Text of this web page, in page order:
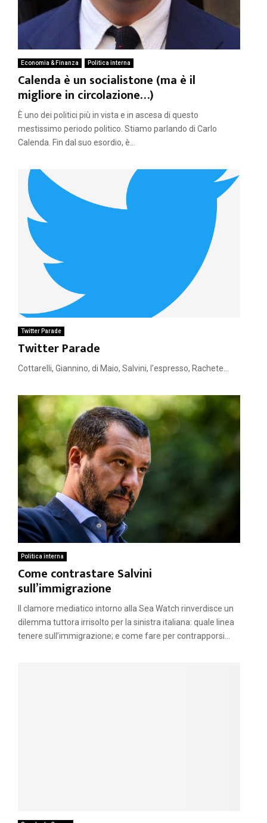
Economia & Finanza Politica interna
Calenda è un socialistone (ma è il
migliore in circolazione…)
È uno dei politici più in vista e in ascesa di questo
mestissimo periodo politico. Stiamo parlando di Carlo
Calenda. Fin dal suo esordio, è...
Twitter Parade
Twitter Parade
Cottarelli, Giannino, di Maio, Salvini, l’espresso, Rachete...
Politica interna
Come contrastare Salvini
sull’immigrazione
Il clamore mediatico intorno alla Sea Watch rinverdisce un
dilemma tuttora irrisolto per la sinistra italiana: quale linea
tenere sull’immigrazione; e come fare per contrapporsi...